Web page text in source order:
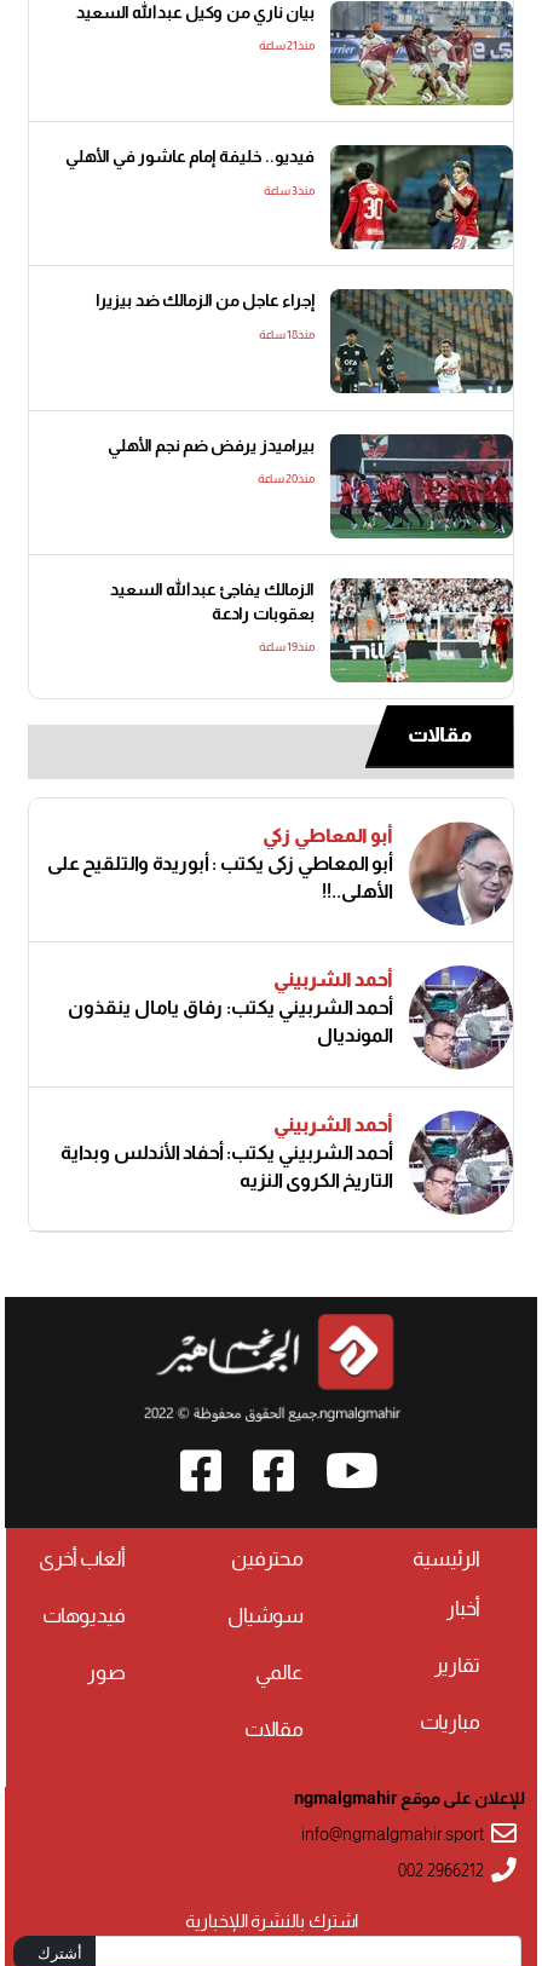
بيان ناري من وكيل عبدالله السعيد
منذ21 ساعة
فيديو.. خليفة إمام عاشور في الأهلي
منذ3 ساعة
إجراء عاجل من الزمالك ضد بيزيرا
منذ18 ساعة
بيراميدز يرفض ضم نجم الأهلي
منذ20 ساعة
الزمالك يفاجئ عبدالله السعيد
بعقوبات رادعة
منذ19 ساعة
مقالات
أبو المعاطي زكي
أبو المعاطي زكى يكتب : أبوريدة والتلقيح على
الأهلى..!!
أحمد الشربيني
أحمد الشربيني يكتب: رفاق يامال ينقذون
المونديال
أحمد الشربيني
أحمد الشربيني يكتب: أحفاد الأندلس وبداية
التاريخ الكروي النزيه
الرئيسية
أخبار
تقارير
مباريات
محترفين
سوشيال
عالمي
مقالات
ألعاب أخرى
فيديوهات
صور
اشترك بالنشرة اللإخبارية
أشترك
للإعلان على موقع ngmalgmahir
info@ngmalgmahir.sport
002 2966212